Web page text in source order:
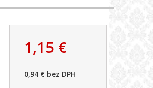
1,15 €
0,94 € bez DPH